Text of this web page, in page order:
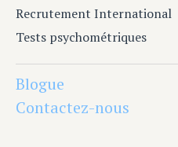
Recrutement International
Tests psychométriques
Blogue
Contactez-nous